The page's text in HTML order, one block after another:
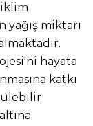
iklim
yağış miktarı
hayata
katkı